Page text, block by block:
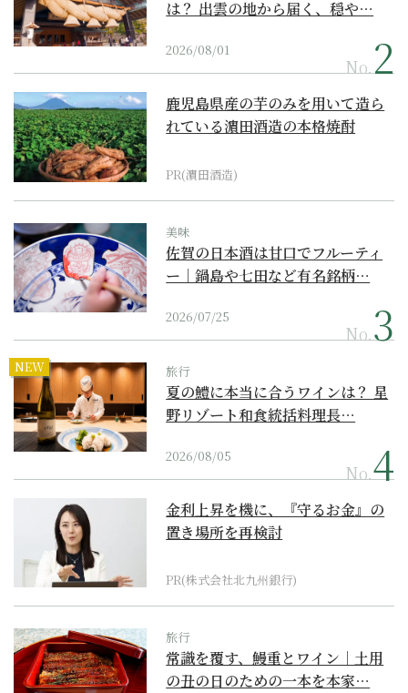
は？ 出雲の地から届く、穏や…
2026/08/01
No.
鹿児島県産の芋のみを用いて造ら
れている濵田酒造の本格焼酎
PR(濵田酒造)
美味
佐賀の日本酒は甘口でフルーティ
ー｜鍋島や七田など有名銘柄…
2026/07/25
No.
NEW 旅行
夏の鱧に本当に合うワインは？ 星
野リゾート和食統括料理長…
2026/08/05
No.
金利上昇を機に、『守るお金』の
置き場所を再検討
PR(株式会社北九州銀行)
旅行
常識を覆す、鰻重とワイン｜土用
の丑の日のための一本を本家…